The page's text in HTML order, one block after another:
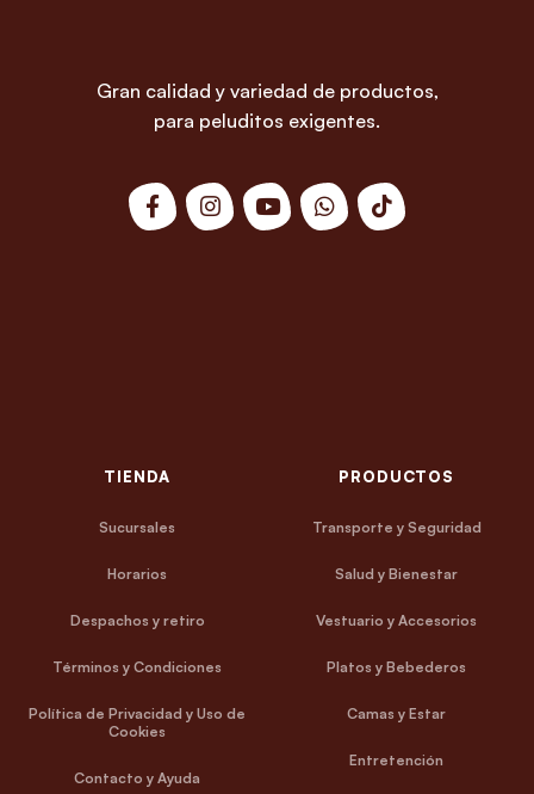
Gran calidad y variedad de productos,
para peluditos exigentes.
TIENDA
Sucursales
Horarios
Despachos y retiro
Términos y Condiciones
Política de Privacidad y Uso de
Cookies
Contacto y Ayuda
PRODUCTOS
Transporte y Seguridad
Salud y Bienestar
Vestuario y Accesorios
Platos y Bebederos
Camas y Estar
Entretención